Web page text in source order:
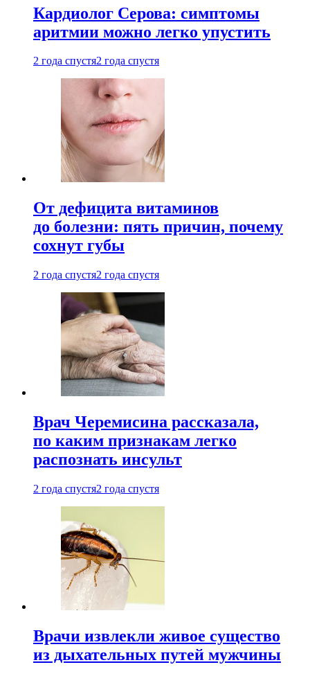
Кардиолог Серова: симптомы
аритмии можно легко упустить
2 года спустя2 года спустя
От дефицита витаминов
до болезни: пять причин, почему
сохнут губы
2 года спустя2 года спустя
Врач Черемисина рассказала,
по каким признакам легко
распознать инсульт
2 года спустя2 года спустя
Врачи извлекли живое существо
из дыхательных путей мужчины